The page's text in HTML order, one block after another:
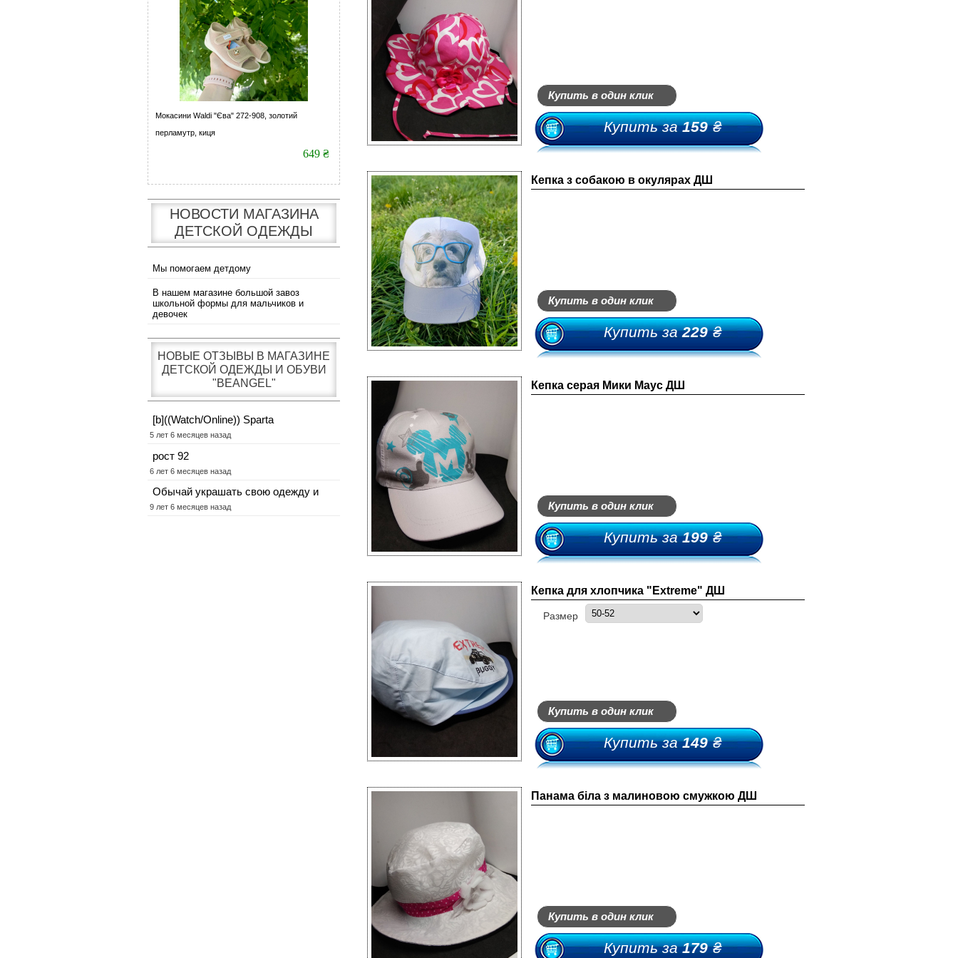
Мокасини Waldi "Єва" 272-908, золотий
перламутр, киця
649 ₴
НОВОСТИ МАГАЗИНА
ДЕТСКОЙ ОДЕЖДЫ
Мы помогаем детдому
В нашем магазине большой завоз
школьной формы для мальчиков и
девочек
НОВЫЕ ОТЗЫВЫ В МАГАЗИНЕ
ДЕТСКОЙ ОДЕЖДЫ И ОБУВИ
"BEANGEL"
[b]((Watch/Online)) Sparta
5 лет 6 месяцев назад
рост 92
6 лет 6 месяцев назад
Обычай украшать свою одежду и
9 лет 6 месяцев назад
Купить за159₴
Купить в один клик
Кепка з собакою в окулярах ДШ
Купить за229₴
Купить в один клик
Кепка серая Мики Маус ДШ
Купить за199₴
Купить в один клик
Кепка для хлопчика "Extreme" ДШ
Купить за149₴
Купить в один клик
Размер
Панама біла з малиновою смужкою ДШ
Купить за179₴
Купить в один клик